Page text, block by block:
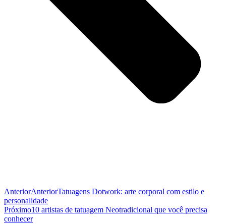
AnteriorAnteriorTatuagens Dotwork: arte corporal com estilo e
personalidade
Próximo10 artistas de tatuagem Neotradicional que você precisa
conhecer